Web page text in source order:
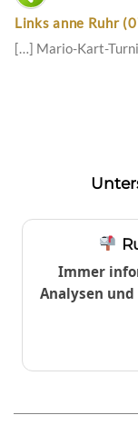
Links anne Ruhr
[…] Mario-Kart-
Immer
Analysen